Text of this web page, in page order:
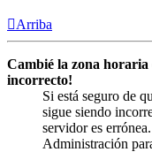
Arriba
Cambié la zona horaria
incorrecto!
Si está seguro de
sigue siendo
servidor es
Administración